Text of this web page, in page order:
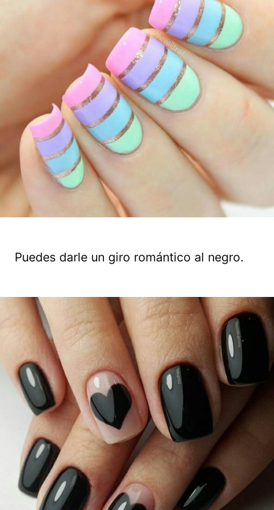
Puedes darle un giro romántico al negro.